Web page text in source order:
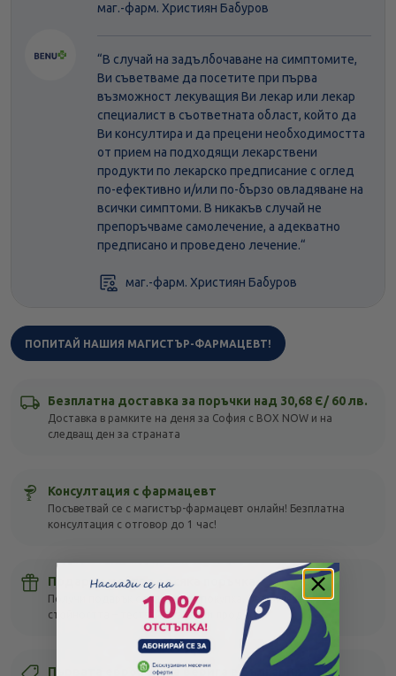
маг.-фарм. Християн Бабуров
“В случай на задълбочаване на симптомите,
Ви съветваме да посетите при първа
възможност лекуващия Ви лекар или лекар
специалист в съответната област, който да
Ви консултира и да прецени необходимостта
от прием на подходящи лекарствени
продукти по лекарско предписание с оглед
по-ефективно и/или по-бързо овладяване на
всички симптоми. В никакъв случай не
препоръчваме самолечение, а адекватно
предписано и проведено лечение.“
маг.-фарм. Християн Бабуров
ПОПИТАЙ НАШИЯ МАГИСТЪР-ФАРМАЦЕВТ!
Безплатна доставка за поръчки над 30,68 Є/ 60 лв.
Доставка в рамките на деня за София с BOX NOW и на
следващ ден за страната
Консултация с фармацевт
Посъветвай се с магистър-фармацевт онлайн! Безплатна
консултация с отговор до 1 час!
Подарък мостра с всяка поръчка
Получи подарък с всяка своя покупка, без оглед на
стойността – тествай различни продукти!
Първата европейска верига в България